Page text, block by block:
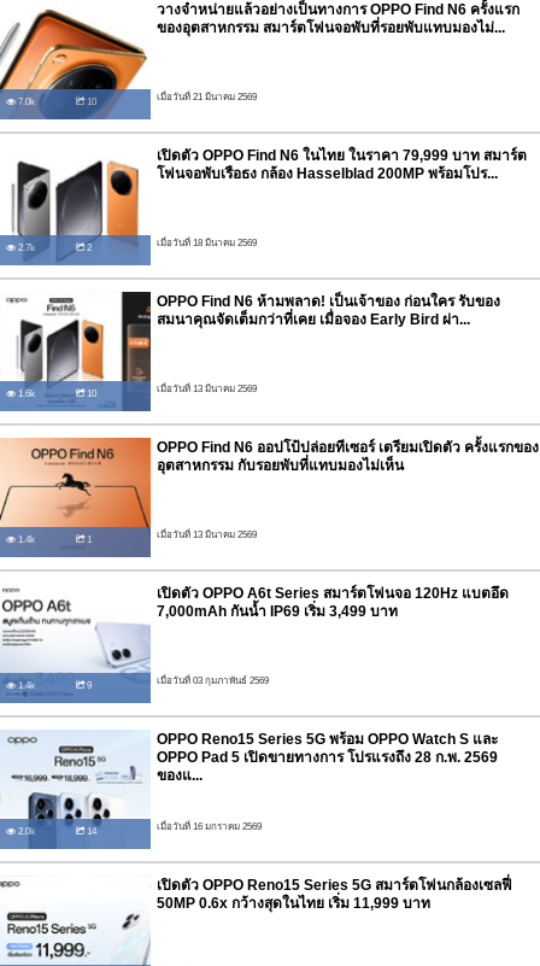
7.0k 10
วางจำหน่ายแล้วอย่างเป็นทางการ OPPO Find N6 ครั้งแรก
ของอุตสาหกรรม สมาร์ตโฟนจอพับที่รอยพับแทบมองไม่...
เมื่อวันที่ 21 มีนาคม 2569
2.7k 2
เปิดตัว OPPO Find N6 ในไทย ในราคา 79,999 บาท สมาร์ต
โฟนจอพับเรือธง กล้อง Hasselblad 200MP พร้อมโปร...
เมื่อวันที่ 18 มีนาคม 2569
1.6k 10
OPPO Find N6 ห้ามพลาด! เป็นเจ้าของ ก่อนใคร รับของ
สมนาคุณจัดเต็มกว่าที่เคย เมื่อจอง Early Bird ผ่า...
เมื่อวันที่ 13 มีนาคม 2569
1.4k 1
OPPO Find N6 ออปโป้ปล่อยทีเซอร์ เตรียมเปิดตัว ครั้งแรกของ
อุตสาหกรรม กับรอยพับที่แทบมองไม่เห็น
เมื่อวันที่ 13 มีนาคม 2569
1.4k 9
เปิดตัว OPPO A6t Series สมาร์ตโฟนจอ 120Hz แบตอึด
7,000mAh กันน้ำ IP69 เริ่ม 3,499 บาท
เมื่อวันที่ 03 กุมภาพันธ์ 2569
2.0k 14
OPPO Reno15 Series 5G พร้อม OPPO Watch S และ
OPPO Pad 5 เปิดขายทางการ โปรแรงถึง 28 ก.พ. 2569
ของแ...
เมื่อวันที่ 16 มกราคม 2569
เปิดตัว OPPO Reno15 Series 5G สมาร์ตโฟนกล้องเซลฟี่
50MP 0.6x กว้างสุดในไทย เริ่ม 11,999 บาท